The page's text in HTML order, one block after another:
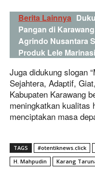
Berita Lainnya
Pangan di
Agrindo Nusantara
Produk Lele Marinasi
Juga didukung slogan
Sejahtera, Adaptif,
Kabupaten Karawang
meningkatkan kualitas
menciptakan masa
TAGS #otentiknews.click
H. Mahpudin
Karang